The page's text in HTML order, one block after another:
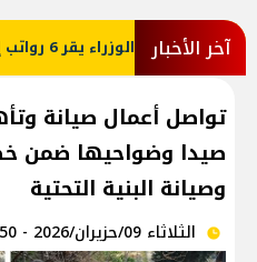
آخر الأخبار
تواصل أعمال صيانة
صيدا وضواحيها ضمن
وصيانة البنية التحتية
الثلاثاء 09/حزيران/2026 - 08:50 م